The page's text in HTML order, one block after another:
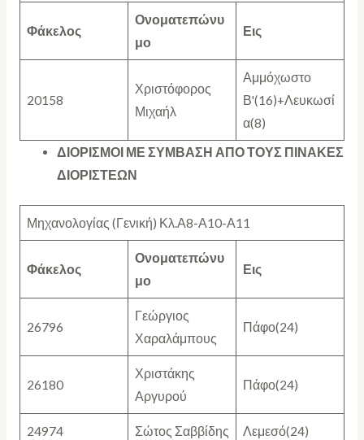
Φάκελος
Ονοματεπώνυ
μο
Εις
20158
Χριστόφορος
Μιχαήλ
Αμμόχωστο
Β'(16)+Λευκωσί
α(8)
ΔΙΟΡΙΣΜΟΙ ΜΕ ΣΥΜΒΑΣΗ ΑΠΟ ΤΟΥΣ ΠΙΝΑΚΕΣ
ΔΙΟΡΙΣΤΕΩΝ
Μηχανολογίας (Γενική) Κλ.Α8-Α10-Α11
Φάκελος
Ονοματεπώνυ
μο
Εις
26796
Γεώργιος
Χαραλάμπους
Πάφο(24)
26180
Χριστάκης
Αργυρού
Πάφο(24)
24974 Σώτος Σαββίδης Λεμεσό(24)